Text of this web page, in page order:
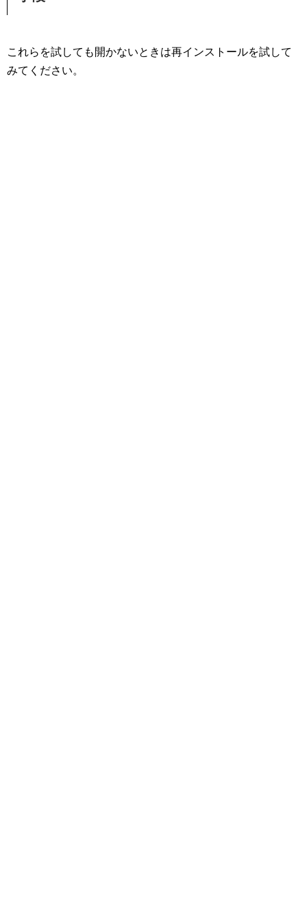
これらを試しても開かないときは再インストールを試して
みてください。